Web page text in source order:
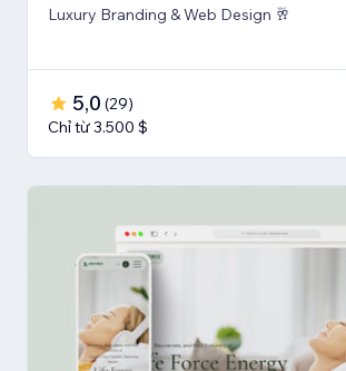
Luxury Branding & Web Design 🥂
5,0 (29)
Chỉ từ 3.500 $